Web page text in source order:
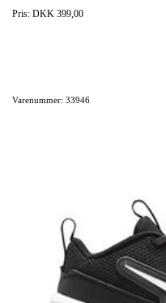
Pris: DKK 399,00
Varenummer: 33946